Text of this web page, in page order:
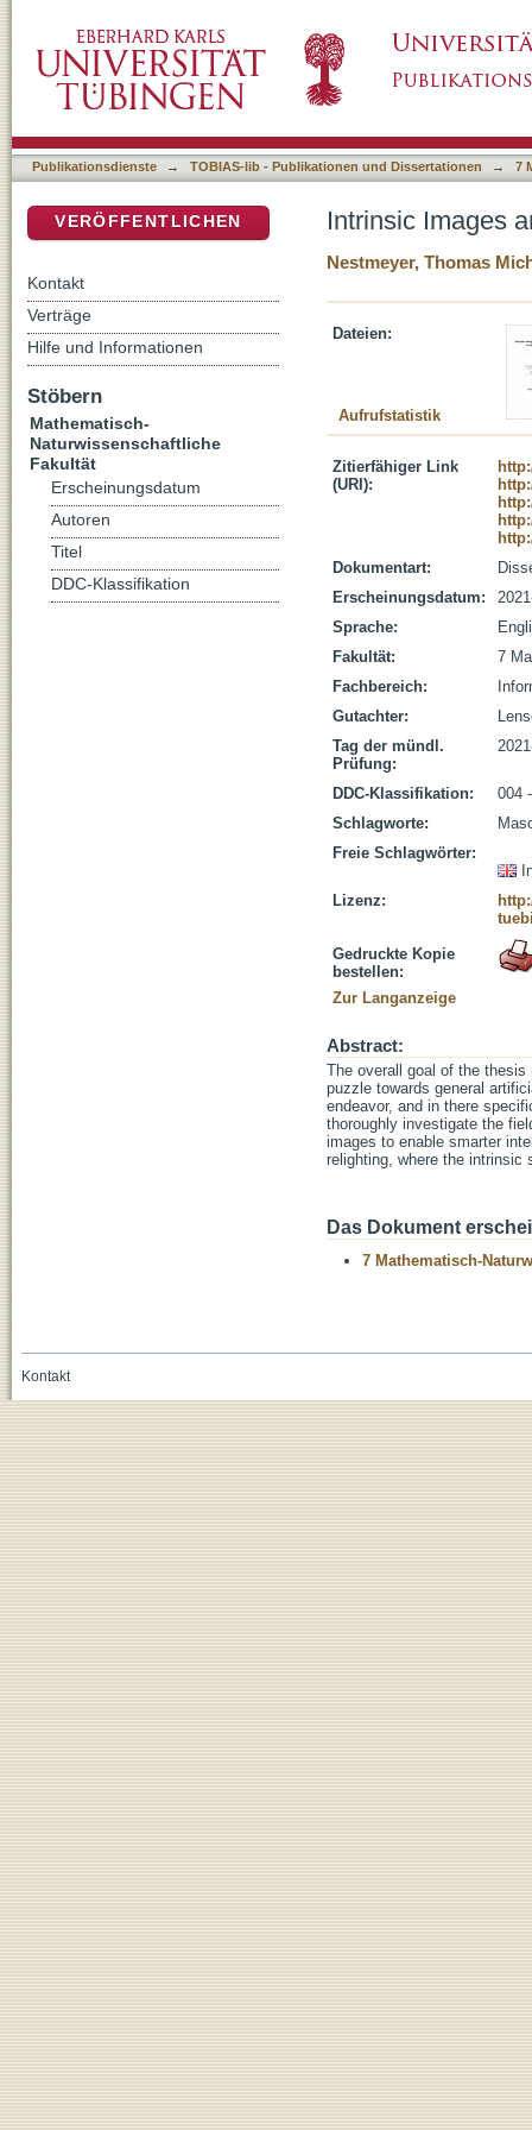
Publikationsdienste → TOBIAS-lib - Publikationen und Dissertationen → 7
Intrinsic Images
Nestmeyer, Thomas
Dateien:
Aufrufstatistik
Zitierfähiger Link
(URI):
Dokumentart:
Erscheinungsdatum:
Sprache:
Fakultät:
7
Fachbereich:
Gutachter:
Tag der mündl.
Prüfung:
DDC-Klassifikation:
004
Schlagworte:
Freie Schlagwörter:
Lizenz:
Gedruckte Kopie
bestellen:
Zur Langanzeige
Abstract:
The overall goal of the
puzzle towards general
endeavor, and in there
thoroughly investigate the
images to enable smarter
relighting, where the intrinsic
Das Dokument
7 Mathematisch-
VERÖFFENTLICHEN
Kontakt
Verträge
Hilfe und Informationen
Stöbern
Mathematisch-
Naturwissenschaftliche
Fakultät
Erscheinungsdatum
Autoren
Titel
DDC-Klassifikation
Kontakt